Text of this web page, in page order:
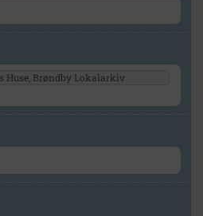
Huse, Brøndby Lokalarkiv